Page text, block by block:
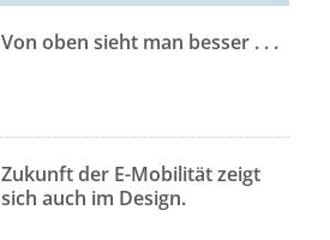
Von oben sieht man besser . . .
Zukunft der E-Mobilität zeigt
sich auch im Design.